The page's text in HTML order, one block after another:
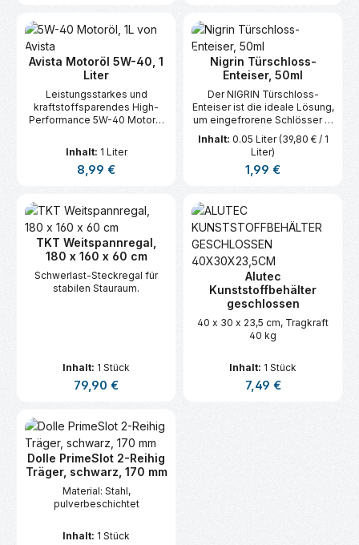
Avista Motoröl 5W-40, 1
Liter
Leistungsstarkes und
kraftstoffsparendes High-
Performance 5W-40 Motoröl
insbesondere deutsche
Fahrzeugmodelle.
Inhalt: 1 Liter
Regulärer Preis:
8,99 €
Nigrin Türschloss-
Enteiser, 50ml
Der NIGRIN Türschloss-
Enteiser ist die ideale Lösung,
um eingefrorene Schlösser in
Sekundenschnelle wieder
gangbar zu machen.
Inhalt: 0.05 Liter(39,80 € / 1
Liter)
Regulärer Preis:
1,99 €
TKT Weitspannregal,
180 x 160 x 60 cm
Schwerlast-Steckregal für
stabilen Stauraum.
Inhalt: 1 Stück
Regulärer Preis:
79,90 €
Alutec
Kunststoffbehälter
geschlossen
40 x 30 x 23,5 cm, Tragkraft
40 kg
Inhalt: 1 Stück
Regulärer Preis:
7,49 €
Dolle PrimeSlot 2-Reihig
Träger, schwarz, 170 mm
Material: Stahl,
pulverbeschichtet
Inhalt: 1 Stück